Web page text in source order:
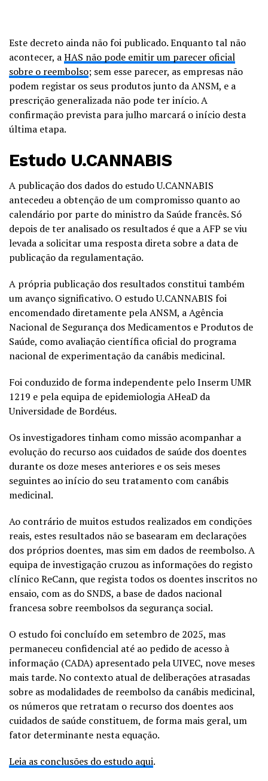
Este decreto ainda não foi publicado. Enquanto tal não
acontecer, aHAS não pode emitir um parecer oficial
sobre o reembolso; sem esse parecer, as empresas não
podem registar os seus produtos junto da ANSM, e a
prescrição generalizada não pode ter início. A
confirmação prevista para julho marcará o início desta
última etapa.
Estudo U.CANNABIS
A publicação dos dados do estudo U.CANNABIS
antecedeu a obtenção de um compromisso quanto ao
calendário por parte do ministro da Saúde francês. Só
depois de ter analisado os resultados é que a AFP se viu
levada a solicitar uma resposta direta sobre a data de
publicação da regulamentação.
A própria publicação dos resultados constitui também
um avanço significativo. O estudo U.CANNABIS foi
encomendado diretamente pela ANSM, a Agência
Nacional de Segurança dos Medicamentos e Produtos de
Saúde, como avaliação científica oficial do programa
nacional de experimentação da canábis medicinal.
Foi conduzido de forma independente pelo Inserm UMR
1219 e pela equipa de epidemiologia AHeaD da
Universidade de Bordéus.
Os investigadores tinham como missão acompanhar a
evolução do recurso aos cuidados de saúde dos doentes
durante os doze meses anteriores e os seis meses
seguintes ao início do seu tratamento com canábis
medicinal.
Ao contrário de muitos estudos realizados em condições
reais, estes resultados não se basearam em declarações
dos próprios doentes, mas sim em dados de reembolso. A
equipa de investigação cruzou as informações do registo
clínico ReCann, que regista todos os doentes inscritos no
ensaio, com as do SNDS, a base de dados nacional
francesa sobre reembolsos da segurança social.
O estudo foi concluído em setembro de 2025, mas
permaneceu confidencial até ao pedido de acesso à
informação (CADA) apresentado pela UIVEC, nove meses
mais tarde. No contexto atual de deliberações atrasadas
sobre as modalidades de reembolso da canábis medicinal,
os números que retratam o recurso dos doentes aos
cuidados de saúde constituem, de forma mais geral, um
fator determinante nesta equação.
Leia as conclusões do estudo aqui.